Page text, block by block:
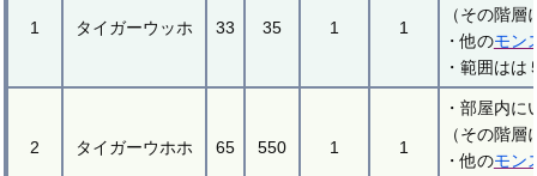
1 タイガーウッホ 33 35 1 1
（その階層
・他のモン
・範囲は
2 タイガーウホホ 65 550 1 1
・部屋内に
（その階層
・他のモン